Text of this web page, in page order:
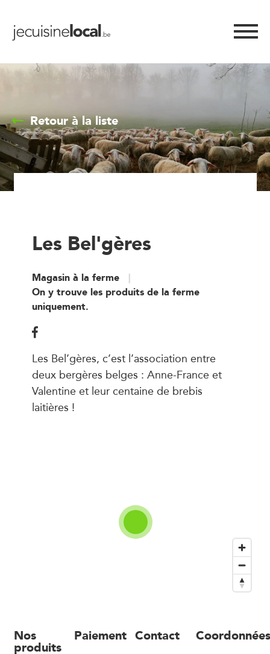
Retour à la liste
Les Bel'gères
Magasin à la ferme
On y trouve les produits de la ferme
uniquement.
Les Bel’gères, c’est l’association entre
deux bergères belges : Anne-France et
Valentine et leur centaine de brebis
laitières !
Nos
produits
Paiement Contact Coordonnées